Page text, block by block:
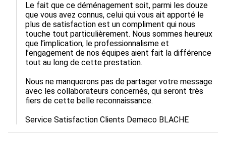
Le fait que ce déménagement soit, parmi les douze
que vous avez connus, celui qui vous ait apporté le
plus de satisfaction est un compliment qui nous
touche tout particulièrement. Nous sommes heureux
que l’implication, le professionnalisme et
l’engagement de nos équipes aient fait la différence
tout au long de cette prestation.
Nous ne manquerons pas de partager votre message
avec les collaborateurs concernés, qui seront très
fiers de cette belle reconnaissance.
Service Satisfaction Clients Demeco BLACHE